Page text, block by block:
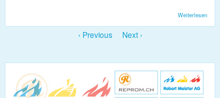
Weiterlesen
‹ Previous Next ›